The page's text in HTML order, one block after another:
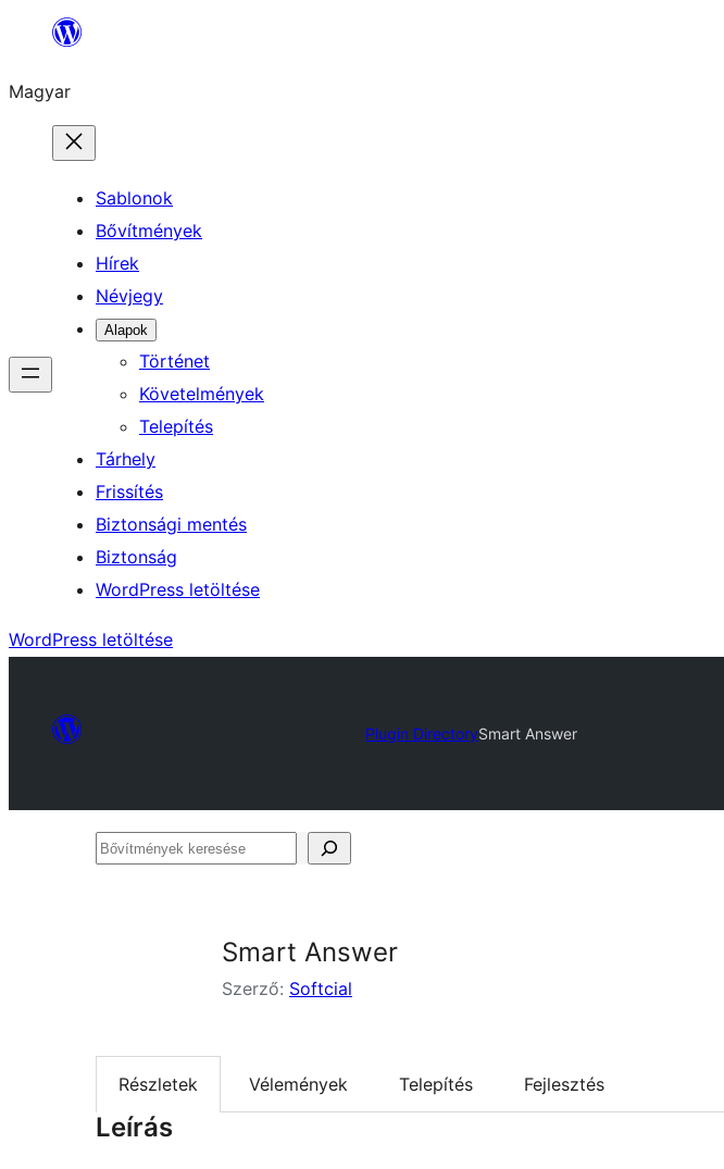
Ugrás
tartalomhoz
Magyar
Sablonok
Bővítmények
Hírek
Névjegy
Alapok
Történet
Követelmények
Telepítés
Tárhely
Frissítés
Biztonsági mentés
Biztonság
WordPress letöltése
WordPress letöltése
Plugin DirectorySmart Answer
Bővítmények
Smart Answer
Szerző: Softcial
Részletek Vélemények Telepítés Fejlesztés
Leírás